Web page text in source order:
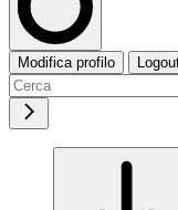
Modifica profilo